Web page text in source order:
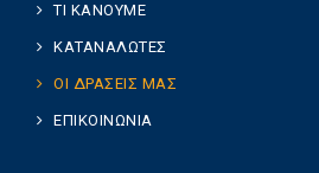
ΤΙ ΚΑΝΟΥΜΕ
ΚΑΤΑΝΑΛΩΤΕΣ
ΟΙ ΔΡΑΣΕΙΣ ΜΑΣ
ΕΠΙΚΟΙΝΩΝΙΑ